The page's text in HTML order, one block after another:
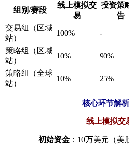
​组别/赛段​
​线上模拟交
易​
投资策
告​
交易组（区域
站）
100% -
策略组（区域
站）
10% 90%
策略组（全球
站）
10% 25%
​核心环节解析​
线上模拟交
​初始资金​ ：10万美元（美